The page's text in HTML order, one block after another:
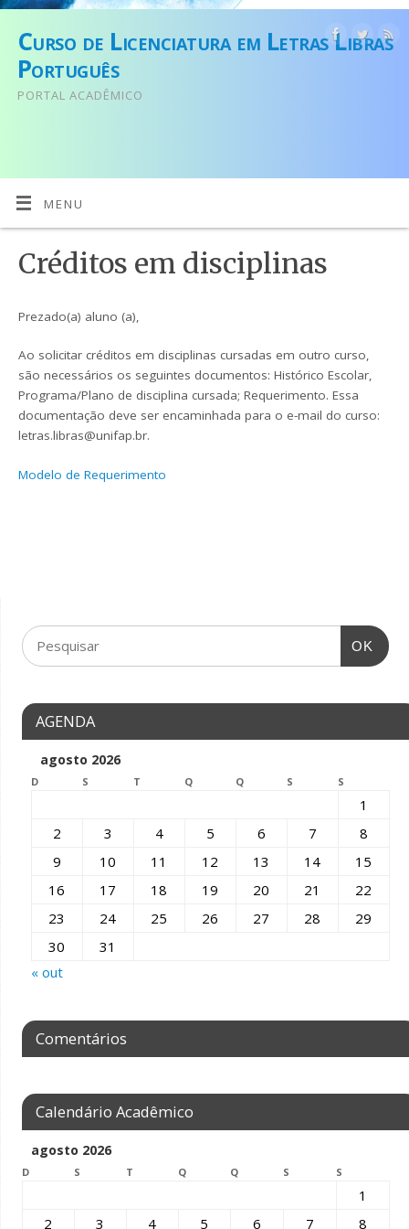
Curso de Licenciatura em Letras Libras
Português
PORTAL ACADÊMICO
MENU
Créditos em disciplinas
Prezado(a) aluno (a),
Ao solicitar créditos em disciplinas cursadas em outro curso,
são necessários os seguintes documentos: Histórico Escolar,
Programa/Plano de disciplina cursada; Requerimento. Essa
documentação deve ser encaminhada para o e-mail do curso:
letras.libras@unifap.br.
Modelo de Requerimento
OK
AGENDA
agosto 2026
D S T Q Q S S
1
2
3 4 5 6 7
8
9
10 11 12 13 14
15
16
17 18 19 20 21
22
23
24 25 26 27 28
29
30
31
« out
Comentários
Calendário Acadêmico
agosto 2026
D S T Q Q S S
1
2
3 4 5 6 7 8